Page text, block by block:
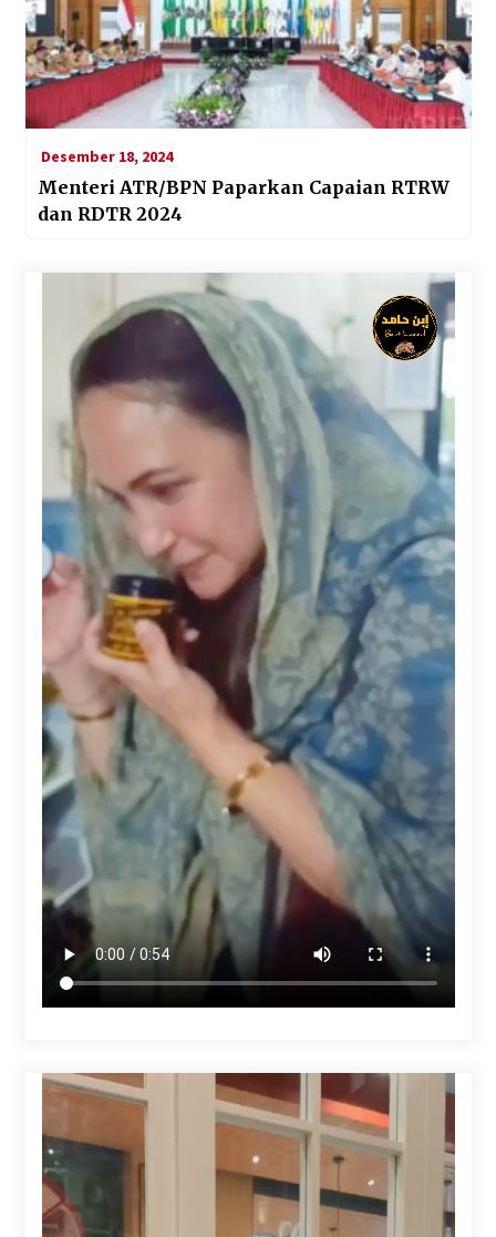
Desember 18, 2024
Menteri ATR/BPN Paparkan Capaian RTRW
dan RDTR 2024